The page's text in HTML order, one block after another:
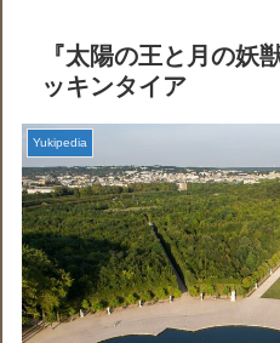
『太陽の王と月の妖
ッキンタイア
Yukipedia